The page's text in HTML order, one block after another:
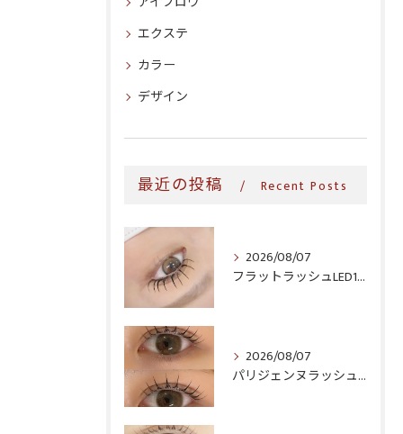
エクステ
カラー
デザイン
最近の投稿 Recent Posts
2026/08/07
フラットラッシュLED100本＆ヘルシー‎🤍
2026/08/07
パリジェンヌラッシュリフト♪